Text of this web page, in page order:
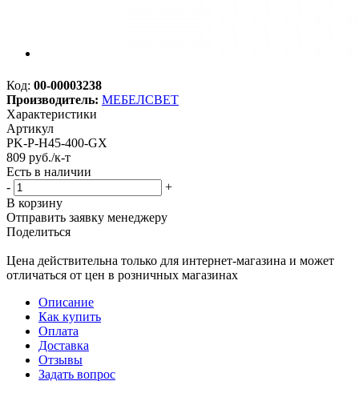
Код: 00-00003238
Производитель: МЕБЕЛСВЕТ
Характеристики
Артикул
PK-P-H45-400-GX
809 руб./к-т
Есть в наличии
-
+
В корзину
Отправить заявку менеджеру
Поделиться
Цена действительна только для интернет-магазина и может
отличаться от цен в розничных магазинах
Описание
Как купить
Оплата
Доставка
Отзывы
Задать вопрос